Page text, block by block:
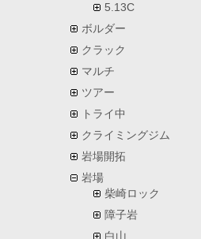
5.13C
ボルダー
クラック
マルチ
ツアー
トライ中
クライミングジム
岩場開拓
岩場
柴崎ロック
障子岩
白山